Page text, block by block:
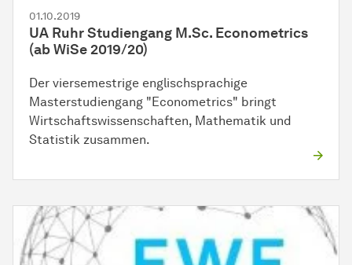
01.10.2019
UA Ruhr Studiengang M.Sc. Econometrics
(ab WiSe 2019/20)
Der viersemestrige englischsprachige
Masterstudiengang "Econometrics" bringt
Wirtschaftswissenschaften, Mathematik und
Statistik zusammen.